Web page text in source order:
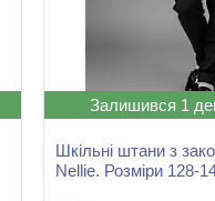
Залишився 1
Шкільні штани з
Nellie. Розміри 128-